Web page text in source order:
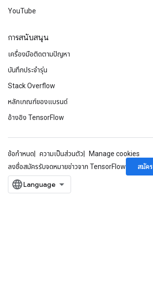
YouTube
การสนับสนุน
เครื่องมือติดตามปัญหา
บันทึกประจำรุ่น
Stack Overflow
หลักเกณฑ์ของแบรนด์
อ้างอิง TensorFlow
ข้อกำหนด ความเป็นส่วนตัว
Manage cookies
ลงชื่อสมัครรับจดหมายข่าวจาก TensorFlow
สมัคร